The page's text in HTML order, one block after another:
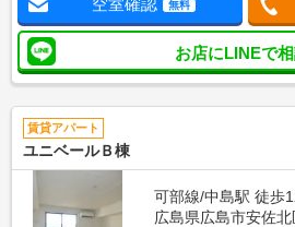
空室確認 無料
お店にLINEで
賃貸アパート
ユニベールＢ棟
可部線/中島駅 徒歩
広島県広島市安佐